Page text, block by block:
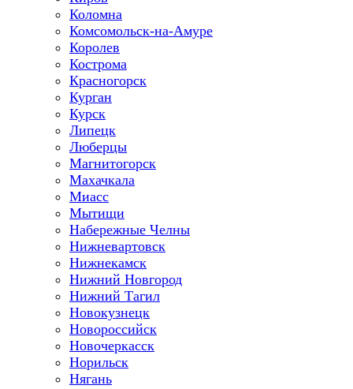
Коломна
Комсомольск-на-Амуре
Королев
Кострома
Красногорск
Курган
Курск
Липецк
Люберцы
Магнитогорск
Махачкала
Миасс
Мытищи
Набережные Челны
Нижневартовск
Нижнекамск
Нижний Новгород
Нижний Тагил
Новокузнецк
Новороссийск
Новочеркасск
Норильск
Нягань